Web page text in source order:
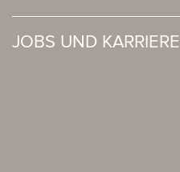
JOBS UND KARRIERE